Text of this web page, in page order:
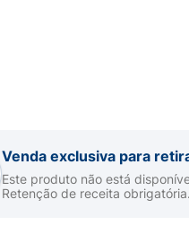
Venda exclusiva para
Este produto não está
Retenção de receita obrigatória.